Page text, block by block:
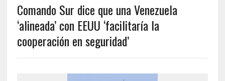
Comando Sur dice que una Venezuela
‘alineada’ con EEUU ‘facilitaría la
cooperación en seguridad’